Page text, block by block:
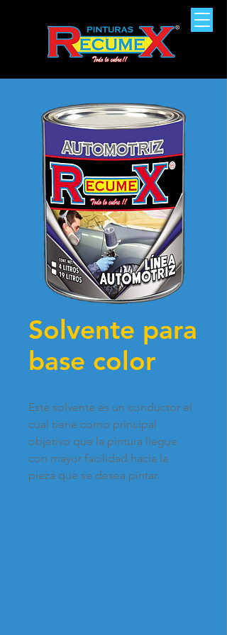
Solvente para
base color
Este solvente es un conductor el
cual tiene como principal
objetivo que la pintura llegue
con mayor facilidad hacia la
pieza que se desea pintar.